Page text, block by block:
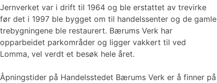
Jernverket var i drift til 1964 og ble erstattet av trevirke
før det i 1997 ble bygget om til handelssenter og de gamle
trebygningene ble restaurert. Bærums Verk har
opparbeidet parkområder og ligger vakkert til ved
Lomma, vel verdt et besøk hele året.
Åpningstider på Handelsstedet Bærums Verk er å finner på